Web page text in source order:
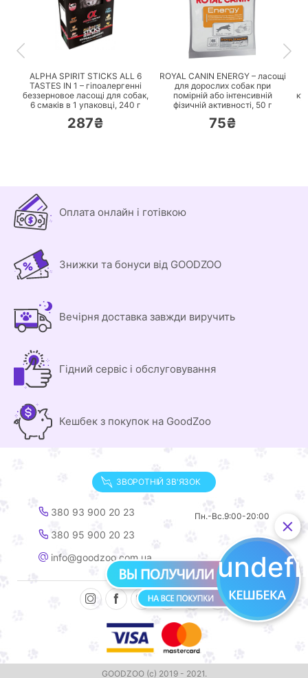
ПЕРЕЙТИ
ALPHA SPIRIT STICKS ALL 6
TASTES IN 1 – гіпоалергенні
беззерновое ласощі для собак,
6 смаків в 1 упаковці, 240 г
287₴
ПЕРЕЙТИ
ROYAL CANIN ENERGY – ласощі
для дорослих собак при
помірній або інтенсивній
фізичній активності, 50 г
75₴
Оплата онлайн і готівкою
Знижки та бонуси від GOODZOO
Вечірня доставка завжди виручить
Гідний сервіс і обслуговування
Кешбек з покупок на GoodZoo
ЗВОРОТНІЙ ЗВ'ЯЗОК
380 93 900 20 23
380 95 900 20 23
info@goodzoo.com.ua
Пн.-Вс.9:00-20:00
GOODZOO (с) 2019 - 2021.